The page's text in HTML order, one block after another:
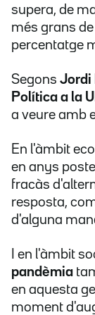
supera, de
més grans
percentatge
Segons Jordi
Política a la
a veure amb
En l'àmbit
en anys
fracàs
resposta,
d'alguna
I en l'àmbit
pandèmia
en aquesta
moment